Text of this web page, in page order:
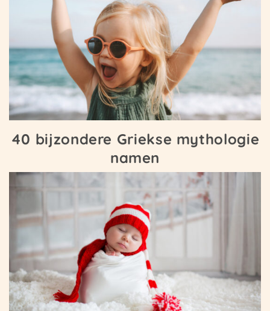
40 bijzondere Griekse mythologie
namen